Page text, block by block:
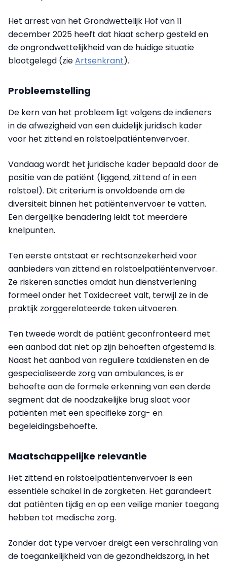
Het arrest van het Grondwettelijk Hof van 11
december 2025 heeft dat hiaat scherp gesteld en
de ongrondwettelijkheid van de huidige situatie
blootgelegd (zieArtsenkrant).
Probleemstelling
De kern van het probleem ligt volgens de indieners
in de afwezigheid van een duidelijk juridisch kader
voor het zittend en rolstoelpatiëntenvervoer.
Vandaag wordt het juridische kader bepaald door de
positie van de patiënt (liggend, zittend of in een
rolstoel). Dit criterium is onvoldoende om de
diversiteit binnen het patiëntenvervoer te vatten.
Een dergelijke benadering leidt tot meerdere
knelpunten.
Ten eerste ontstaat er rechtsonzekerheid voor
aanbieders van zittend en rolstoelpatiëntenvervoer.
Ze riskeren sancties omdat hun dienstverlening
formeel onder het Taxidecreet valt, terwijl ze in de
praktijk zorggerelateerde taken uitvoeren.
Ten tweede wordt de patiënt geconfronteerd met
een aanbod dat niet op zijn behoeften afgestemd is.
Naast het aanbod van reguliere taxidiensten en de
gespecialiseerde zorg van ambulances, is er
behoefte aan de formele erkenning van een derde
segment dat de noodzakelijke brug slaat voor
patiënten met een specifieke zorg- en
begeleidingsbehoefte.
Maatschappelijke relevantie
Het zittend en rolstoelpatiëntenvervoer is een
essentiële schakel in de zorgketen. Het garandeert
dat patiënten tijdig en op een veilige manier toegang
hebben tot medische zorg.
Zonder dat type vervoer dreigt een verschraling van
de toegankelijkheid van de gezondheidszorg, in het